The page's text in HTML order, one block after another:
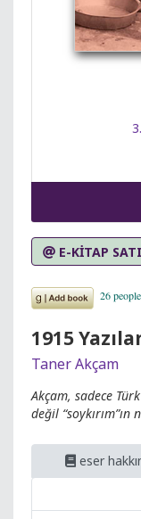
E-KİTAP
1915
Taner Akçam
Akçam, sadece
değil “soykırım”ın
eser